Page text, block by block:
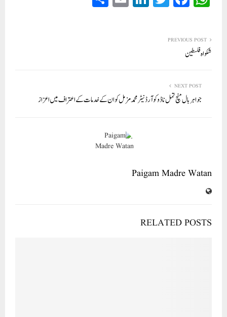
ha
A
pp
ce
ok
wi
nk
m
PREVIOUS POST
شکواہ فلسطین
NEXT POST
جواہر بال منچ تمل ناڈو کوآرڈنیٹر محمد مزمل کو ان کے خدما ت کے اعتراف میں اعزاز
Paigam Madre Watan
RELATED POSTS